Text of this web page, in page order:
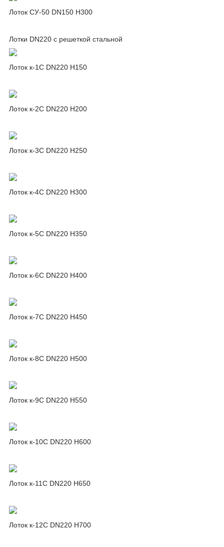
Лоток СУ-50 DN150 H300
Лотки DN220 c решеткой стальной
Лоток к-1C DN220 H150
Лоток к-2C DN220 H200
Лоток к-3C DN220 H250
Лоток к-4C DN220 H300
Лоток к-5C DN220 H350
Лоток к-6C DN220 H400
Лоток к-7C DN220 H450
Лоток к-8C DN220 H500
Лоток к-9C DN220 H550
Лоток к-10C DN220 H600
Лоток к-11C DN220 H650
Лоток к-12C DN220 H700